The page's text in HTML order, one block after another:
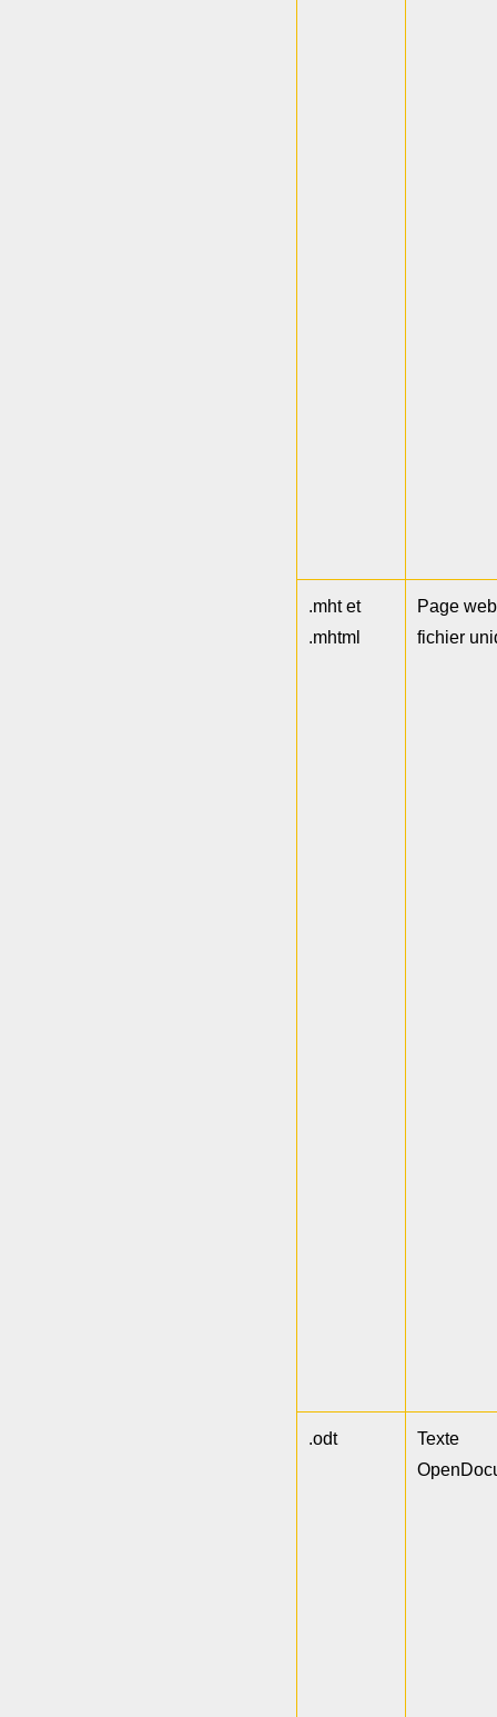
.mht et
.mhtml
Page
fichier
.odt
Texte